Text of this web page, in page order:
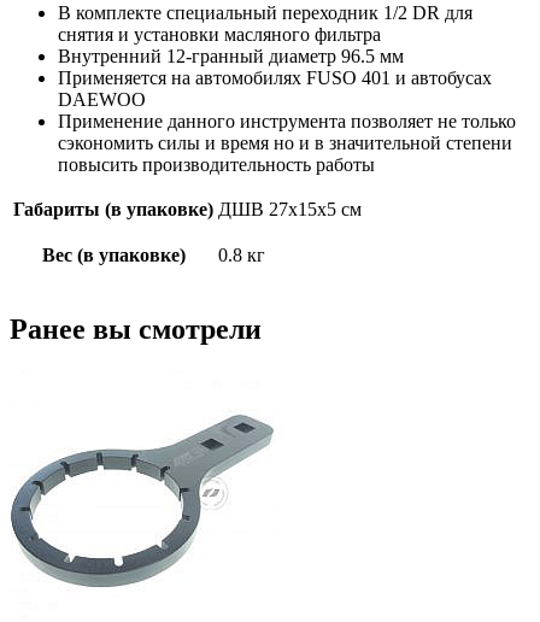
В комплекте специальный переходник 1/2 DR для
снятия и установки масляного фильтра
Внутренний 12-гранный диаметр 96.5 мм
Применяется на автомобилях FUSO 401 и автобусах
DAEWOO
Применение данного инструмента позволяет не только
сэкономить силы и время но и в значительной степени
повысить производительность работы
Габариты (в упаковке) ДШВ 27х15х5 см
Вес (в упаковке) 0.8 кг
Ранее вы смотрели